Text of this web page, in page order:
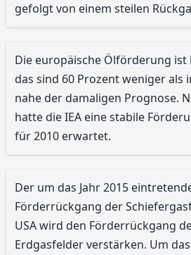
gefolgt von einem steilen
Die europäische Ölförderung ist
das sind 60 Prozent weniger als
nahe der damaligen Prognose.
hatte die IEA eine stabile
für 2010 erwartet.
Der um das Jahr 2015
Förderrückgang der
USA wird den Förderrückgang
Erdgasfelder verstärken. Um